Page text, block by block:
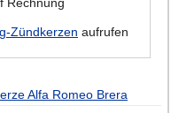
Zündkerzen aufrufen
Alfa Romeo Brera